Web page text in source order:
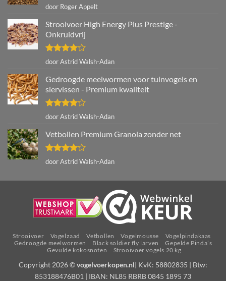
Gewaardeerd
uit 5
door Roger Appelt
Strooivoer High Energy Plus Prestige -
Onkruidvrij
Gewaardeerd
door Astrid Walsh-Adan
Gedroogde meelwormen voor tuinvogels en
siervissen - Premium kwaliteit
Gewaardeerd
door Astrid Walsh-Adan
Vetbollen Premium Granola zonder net
Gewaardeerd
door Astrid Walsh-Adan
Strooivoer Vogelzaad Vetbollen Vogelmousse
Vogelpindakaas
Gedroogde meelwormen
Black soldier fly larven
Gepelde Pinda’s
Gevulde kokosnoten
Strooivoer vogels 20 kg
Copyright 2026 ©vogelvoerkopen.nl| KvK: 58802835 | Btw:
853188476B01 | IBAN: NL85 RBRB 0845 1895 73